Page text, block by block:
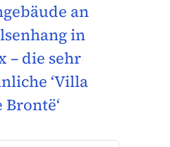
an
in
– die sehr
‘Villa